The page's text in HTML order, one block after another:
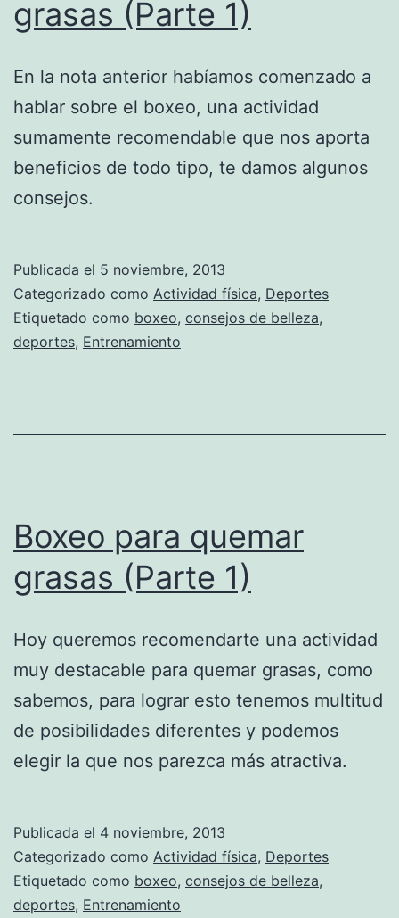
grasas (Parte 1)
En la nota anterior habíamos comenzado a
hablar sobre el boxeo, una actividad
sumamente recomendable que nos aporta
beneficios de todo tipo, te damos algunos
consejos.
Publicada el 5 noviembre, 2013
Categorizado como Actividad física, Deportes
Etiquetado como boxeo, consejos de belleza,
deportes, Entrenamiento
Boxeo para quemar
grasas (Parte 1)
Hoy queremos recomendarte una actividad
muy destacable para quemar grasas, como
sabemos, para lograr esto tenemos multitud
de posibilidades diferentes y podemos
elegir la que nos parezca más atractiva.
Publicada el 4 noviembre, 2013
Categorizado como Actividad física, Deportes
Etiquetado como boxeo, consejos de belleza,
deportes, Entrenamiento